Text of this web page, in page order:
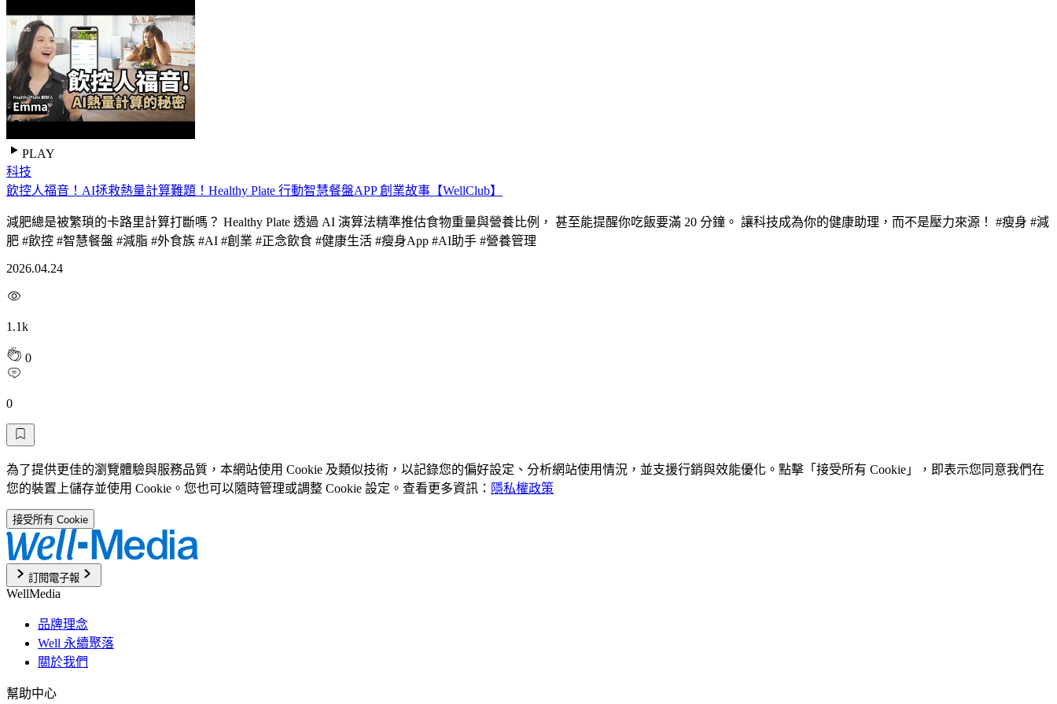
PLAY
科技
飲控人福音！AI拯救熱量計算難題！Healthy Plate 行動智慧餐盤APP 創業故事【WellClub】
減肥總是被繁瑣的卡路里計算打斷嗎？ Healthy Plate 透過 AI 演算法精準推估食物重量與營養比例， 甚至能提醒你吃飯要滿 20 分鐘。 讓科技成為你的健康助理，而不是壓力來源！ #瘦身 #減
肥 #飲控 #智慧餐盤 #減脂 #外食族 #AI #創業 #正念飲食 #健康生活 #瘦身App #AI助手 #營養管理
2026.04.24
1.1k
0
0
為了提供更佳的瀏覽體驗與服務品質，本網站使用 Cookie 及類似技術，以記錄您的偏好設定、分析網站使用情況，並支援行銷與效能優化。點擊「接受所有 Cookie」，即表示您同意我們在
您的裝置上儲存並使用 Cookie。您也可以隨時管理或調整 Cookie 設定。查看更多資訊： 隱私權政策
接受所有 Cookie
訂閱電子報
WellMedia
品牌理念
Well 永續聚落
關於我們
幫助中心